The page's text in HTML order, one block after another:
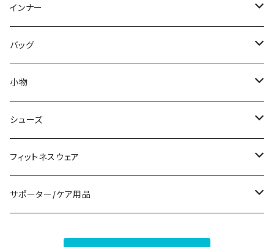
スウェット/トレーナー
その他
オールインワン
ラッシュガード
その他
ロング/マキシ
袖付き
ノースリーブ
パンツドレス
ナイトドレス
その他
スカートスーツ
その他
ネックレス
ブレスレット
ピアス
コサージュ
リング
その他
インナー
ブラ/ブラトップ/ベアトップ
ショーツ
タンクトップ/キャミソール
半袖/5分
7分/長袖
バッグ
サブバッグ
クラッチバッグ
トートバッグ
ショルダーバッグ
小物
マフラー/スカーフ/ストール
財布
アクセサリーケース
シューズ
スニーカー
ブーツ
フィットネスウェア
セット販売
サポーター/ケア用品